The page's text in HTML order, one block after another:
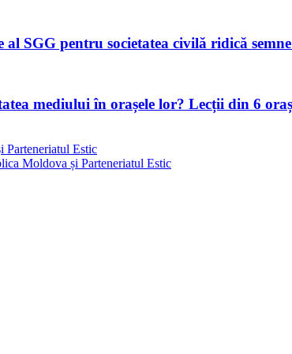
SGG pentru societatea civilă ridică
mediului în orașele lor? Lecții din 6
Parteneriatul Estic
Moldova și Parteneriatul Estic